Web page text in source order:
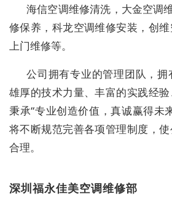
海信空调维修清洗，大金空调
修保养，科龙空调维修安装，创
上门维修等。
公司拥有专业的管理团队，拥
雄厚的技术力量、丰富的实践经验
秉承“专业创造价值，真诚赢得未
将不断规范完善各项管理制度，使
合理。
深圳福永佳美空调维修部